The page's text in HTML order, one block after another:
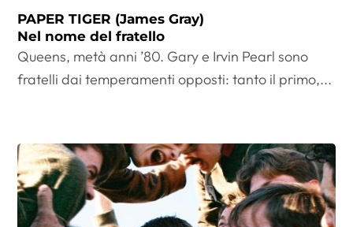
PAPER TIGER (James Gray)
Nel nome del fratello
Queens, metà anni ’80. Gary e Irvin Pearl sono
fratelli dai temperamenti opposti: tanto il primo,...